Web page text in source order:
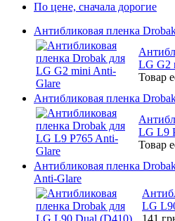
По цене, сначала дорогие
Антибликовая пленка
LG G2
Товар
Антибликовая пленка
LG L9
Товар
Антибликовая пленка
Anti-Glare
LG
141